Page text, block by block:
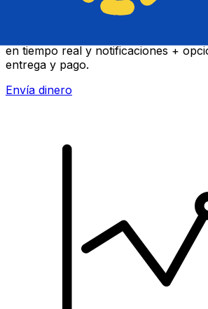
Transferencia Internacional de
en tiempo real y notificaciones +
entrega y pago.
Envía dinero